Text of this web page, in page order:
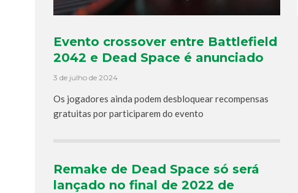
Evento crossover entre Battlefield
2042 e Dead Space é anunciado
3 de julho de 2024
Os jogadores ainda podem desbloquear recompensas
gratuitas por participarem do evento
Remake de Dead Space só será
lançado no final de 2022 de